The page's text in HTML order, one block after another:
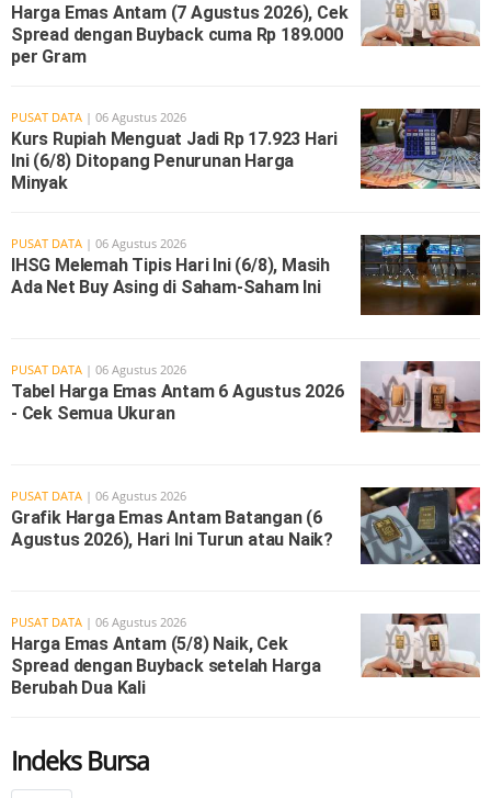
Harga Emas Antam (7 Agustus 2026), Cek
Spread dengan Buyback cuma Rp 189.000
per Gram
PUSAT DATA | 06 Agustus 2026
Kurs Rupiah Menguat Jadi Rp 17.923 Hari
Ini (6/8) Ditopang Penurunan Harga
Minyak
PUSAT DATA | 06 Agustus 2026
IHSG Melemah Tipis Hari Ini (6/8), Masih
Ada Net Buy Asing di Saham-Saham Ini
PUSAT DATA | 06 Agustus 2026
Tabel Harga Emas Antam 6 Agustus 2026
- Cek Semua Ukuran
PUSAT DATA | 06 Agustus 2026
Grafik Harga Emas Antam Batangan (6
Agustus 2026), Hari Ini Turun atau Naik?
PUSAT DATA | 06 Agustus 2026
Harga Emas Antam (5/8) Naik, Cek
Spread dengan Buyback setelah Harga
Berubah Dua Kali
Indeks Bursa